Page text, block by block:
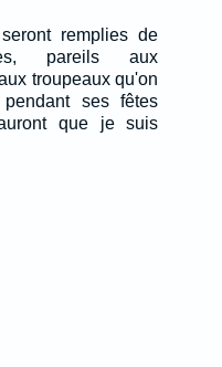
remplies de
pareils aux
troupeaux qu'on
ses fêtes
que je suis